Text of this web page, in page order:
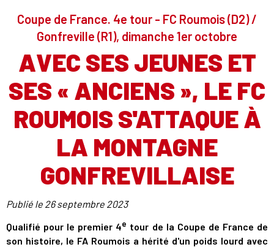
Coupe de France. 4e tour - FC Roumois (D2) /
Gonfreville (R1), dimanche 1er octobre
AVEC SES JEUNES ET
SES « ANCIENS », LE FC
ROUMOIS S'ATTAQUE À
LA MONTAGNE
GONFREVILLAISE
Publié le 26 septembre 2023
Qualifié pour le premier 4e tour de la Coupe de France de
son histoire, le FA Roumois a hérité d'un poids lourd avec